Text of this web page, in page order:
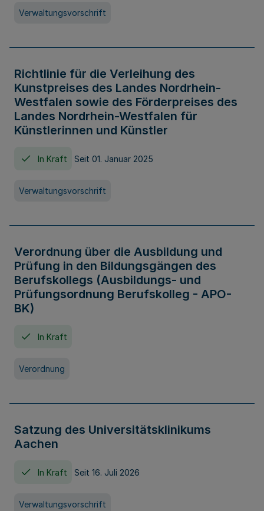
Verwaltungsvorschrift
Richtlinie für die Verleihung des
Kunstpreises des Landes Nordrhein-
Westfalen sowie des Förderpreises des
Landes Nordrhein-Westfalen für
Künstlerinnen und Künstler
In Kraft Seit 01. Januar 2025
Verwaltungsvorschrift
Verordnung über die Ausbildung und
Prüfung in den Bildungsgängen des
Berufskollegs (Ausbildungs- und
Prüfungsordnung Berufskolleg - APO-
BK)
In Kraft
Verordnung
Satzung des Universitätsklinikums
Aachen
In Kraft Seit 16. Juli 2026
Verwaltungsvorschrift